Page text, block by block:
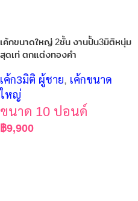
เค้กขนาดใหญ่ 2ชั้น งานปั้น3มิติหนุ่ม
สุดเท่ ตกแต่งทองคำ
เค้ก3มิติ ผู้ชาย, เค้กขนาด
ใหญ่
ขนาด 10 ปอนด์
฿9,900